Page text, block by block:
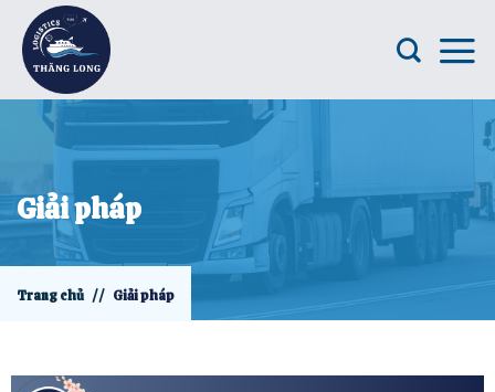
Giải pháp
Trang chủ // Giải pháp